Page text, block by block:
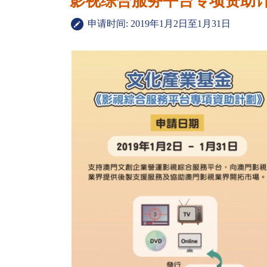
申请时间: 2019年1月2日至1月31日